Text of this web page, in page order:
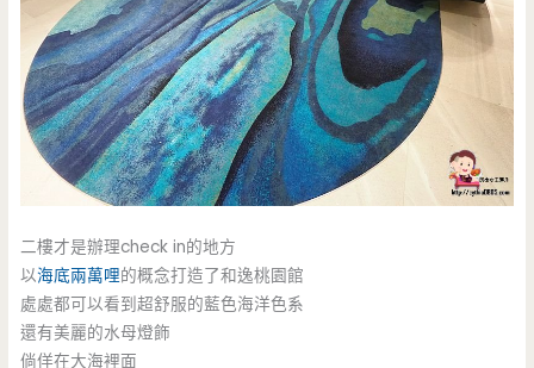
二樓才是辦理check in的地方
以海底兩萬哩的概念打造了和逸桃園館
處處都可以看到超舒服的藍色海洋色系
還有美麗的水母燈飾
倘佯在大海裡面